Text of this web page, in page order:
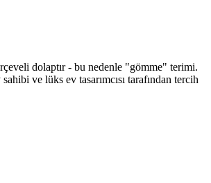
dolaptır - bu nedenle "gömme" terimi.
ve lüks ev tasarımcısı tarafından tercih